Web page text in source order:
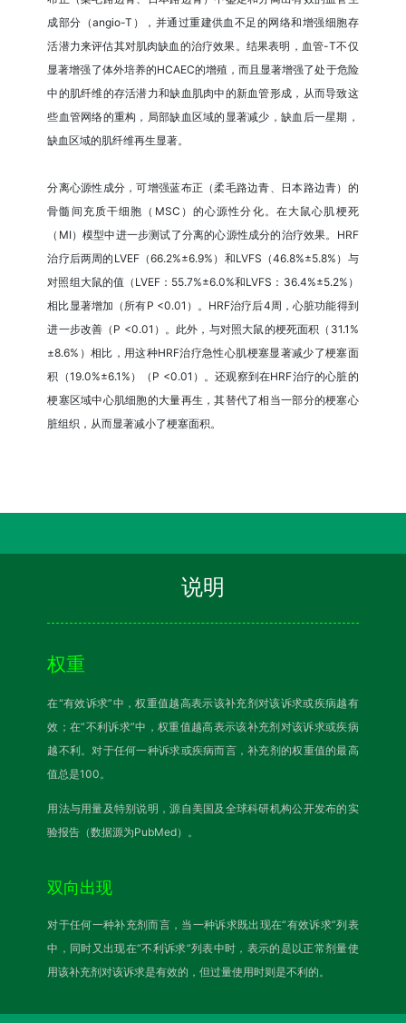
成部分（angio-T），并通过重建供血不足的网络和增强细胞存
活潜力来评估其对肌肉缺血的治疗效果。结果表明，血管-T不仅
显著增强了体外培养的HCAEC的增殖，而且显著增强了处于危险
中的肌纤维的存活潜力和缺血肌肉中的新血管形成，从而导致这
些血管网络的重构，局部缺血区域的显著减少，缺血后一星期，
缺血区域的肌纤维再生显著。
分离心源性成分，可增强蓝布正（柔毛路边青、日本路边青）的
骨髓间充质干细胞（MSC）的心源性分化。在大鼠心肌梗死
（MI）模型中进一步测试了分离的心源性成分的治疗效果。HRF
治疗后两周的LVEF（66.2%±6.9%）和LVFS（46.8%±5.8%）与
对照组大鼠的值（LVEF：55.7%±6.0%和LVFS：36.4%±5.2%）
相比显著增加（所有P <0.01）。HRF治疗后4周，心脏功能得到
进一步改善（P <0.01）。此外，与对照大鼠的梗死面积（31.1%
±8.6%）相比，用这种HRF治疗急性心肌梗塞显著减少了梗塞面
积（19.0%±6.1%）（P <0.01）。还观察到在HRF治疗的心脏的
梗塞区域中心肌细胞的大量再生，其替代了相当一部分的梗塞心
脏组织，从而显著减小了梗塞面积。
说明
权重
在“有效诉求”中，权重值越高表示该补充剂对该诉求或疾病越有
效；在“不利诉求”中，权重值越高表示该补充剂对该诉求或疾病
越不利。对于任何一种诉求或疾病而言，补充剂的权重值的最高
值总是100。
用法与用量及特别说明，源自美国及全球科研机构公开发布的实
验报告（数据源为PubMed）。
双向出现
对于任何一种补充剂而言，当一种诉求既出现在“有效诉求”列表
中，同时又出现在“不利诉求”列表中时，表示的是以正常剂量使
用该补充剂对该诉求是有效的，但过量使用时则是不利的。